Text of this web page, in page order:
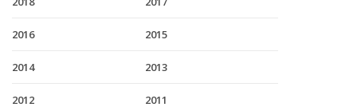
2016 2015
2014 2013
2012 2011